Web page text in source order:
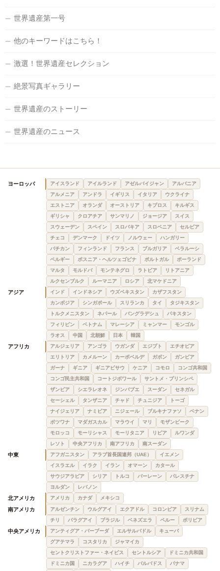
世界遺産第一号
他のキーワードはこちら！
激選！世界遺産セレクション
絶景写真ギャラリー
世界遺産のストーリー
世界遺産のニュース
ヨーロッパ アイスランド アイルランド アゼルバイジャン
アルバニア
アルメニア
アンドラ イギリス イタリア
ウクライナ
エストニア
オランダ オーストリア キプロス
キルギス
ギリシャ
クロアチア サンマリノ ジョージア
スイス
スウェーデン
スペイン スロバキア スロベニア
セルビア
チェコ
デンマーク ドイツ ノルウェー
ハンガリー
バチカン
フィンランド フランス ブルガリア
ベラルーシ
ベルギー
ボスニア・ヘルツェゴビナ ポルトガル
ポーランド
マルタ
モルドバ モンテネグロ ラトビア
リトアニア
ルクセンブルク
ルーマニア ロシア 北マケドニア
アジア インド インドネシア ウズベキスタン
カザフスタン
カンボジア
シンガポール スリランカ タイ
タジキスタン
トルクメニスタン
ネパール バングラデシュ
パキスタン
フィリピン
ベトナム マレーシア ミャンマー
モンゴル
ラオス
中国 北朝鮮 日本 韓国
アフリカ アルジェリア アンゴラ ウガンダ エジプト
エチオピア
エリトリア
カメルーン カーボベルデ ガボン
ガンビア
ガーナ
ギニア ギニアビサウ ケニア コモロ
コンゴ共和国
コンゴ民主共和国
コートジボワール
サントメ・プリンシペ
ザンビア
シエラレオネ ジンバブエ スーダン
セネガル
セーシェル
タンザニア チャド チュニジア
トーゴ
ナイジェリア
ナミビア ニジェール ブルキナファソ
ベナン
ボツワナ
マダガスカル マラウイ マリ
モザンビーク
モロッコ
モーリシャス モーリタニア リビア
ルワンダ
レソト
中央アフリカ 南アフリカ 南スーダン
中東 アフガニスタン アラブ首長国連邦（UAE）
イエメン
イスラエル
イラク イラン オマーン
カタール
サウジアラビア
シリア トルコ バーレーン
パレスチナ
ヨルダン
レバノン
北アメリカ アメリカ カナダ メキシコ
南アメリカ アルゼンチン ウルグアイ エクアドル コロンビア
スリナム
チリ
パラグアイ ブラジル ベネズエラ ペルー ボリビア
中央アメリカ アンティグア・バーブーダ エルサルバドル
キューバ
グアテマラ
コスタリカ
ジャマイカ
セントクリストファー・ネイビス
セントルシア
ドミニカ共和国
ドミニカ国
ニカラグア ハイチ バルバドス パナマ